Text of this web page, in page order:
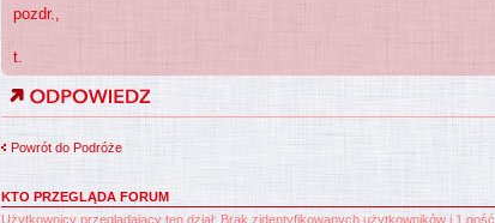
pozdr.,
t.
Powrót do Podróże
KTO PRZEGLĄDA FORUM
Użytkownicy przeglądający ten dział: Brak zidentyfikowanych użytkowników i 1 gość